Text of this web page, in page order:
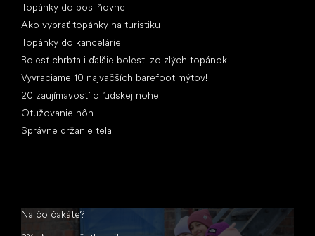
Topánky do posilňovne
Ako vybrať topánky na turistiku
Topánky do kancelárie
Bolesť chrbta i ďalšie bolesti zo zlých topánok
Vyvraciame 10 najväčších barefoot mýtov!
20 zaujímavostí o ľudskej nohe
Otužovanie nôh
Správne držanie tela
Na čo čakáte?